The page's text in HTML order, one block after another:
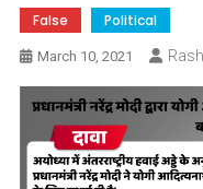
False Political
March 10, 2021